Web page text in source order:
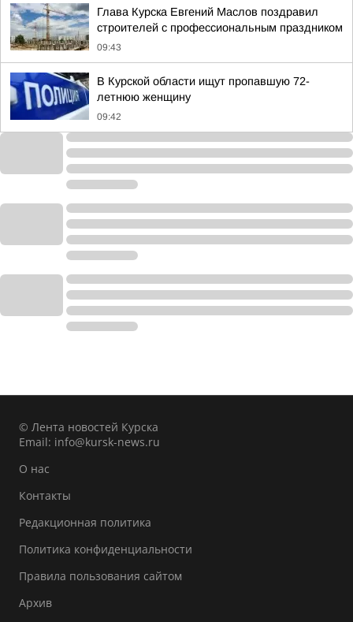
Глава Курска Евгений Маслов поздравил
строителей с профессиональным праздником
09:43
В Курской области ищут пропавшую 72-
летнюю женщину
09:42
© Лента новостей Курска
Email: info@kursk-news.ru
О нас
Контакты
Редакционная политика
Политика конфиденциальности
Правила пользования сайтом
Архив